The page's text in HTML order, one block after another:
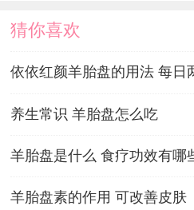
猜你喜欢
依依红颜羊胎盘的用法 每日
养生常识 羊胎盘怎么吃
羊胎盘是什么 食疗功效有哪
羊胎盘素的作用 可改善皮肤